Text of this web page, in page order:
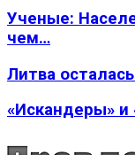
Ученые:
чем…
Литва
«Искандеры» и